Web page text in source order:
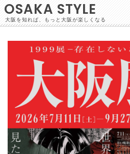
OSAKA STYLE
大阪を知れば、もっと大阪が楽しくなる